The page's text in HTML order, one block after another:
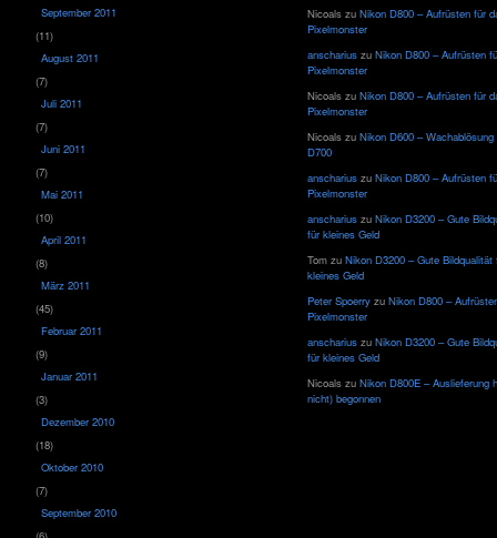
September 2011
(11)
August 2011
(7)
Juli 2011
(7)
Juni 2011
(7)
Mai 2011
(10)
April 2011
(8)
März 2011
(45)
Februar 2011
(9)
Januar 2011
(3)
Dezember 2010
(18)
Oktober 2010
(7)
September 2010
Nicoals zuNikon D800 – Aufrüsten für
Pixelmonster
anscharius zuNikon D800 – Aufrüsten
Pixelmonster
Nicoals zuNikon D800 – Aufrüsten für
Pixelmonster
Nicoals zuNikon D600 –
D700
anscharius zuNikon D800 – Aufrüsten
Pixelmonster
anscharius zuNikon D3200 – Gute
für kleines Geld
Tom zuNikon D3200 – Gute Bildqualität
kleines Geld
Peter Spoerry zuNikon D800 –
Pixelmonster
anscharius zuNikon D3200 – Gute
für kleines Geld
Nicoals zuNikon D800E – Auslieferung
nicht) begonnen